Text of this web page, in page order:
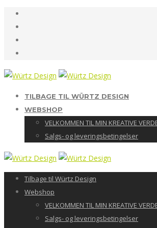
TILBAGE TIL WÜRTZ DESIGN
WEBSHOP
VELKOMMEN TIL MIN KREATIVE
Salgs- og leveringsbetingelser
Tilbage til Würtz Design
Webshop
VELKOMMEN TIL MIN KREATIVE
Salgs- og leveringsbetingelser